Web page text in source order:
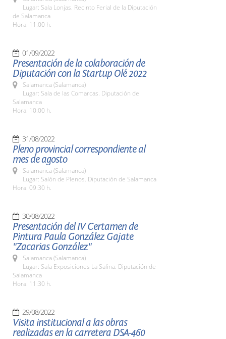
Lugar: Sala Lonjas. Recinto Ferial de la Diputación
de Salamanca
Hora: 11:00 h.
01/09/2022
Presentación de la colaboración de
Diputación con la Startup Olé 2022
Salamanca (Salamanca)
Lugar: Sala de las Comarcas. Diputación de
Salamanca
Hora: 10:00 h.
31/08/2022
Pleno provincial correspondiente al
mes de agosto
Salamanca (Salamanca)
Lugar: Salón de Plenos. Diputación de Salamanca
Hora: 09:30 h.
30/08/2022
Presentación del IV Certamen de
Pintura Paula González Gajate
"Zacarias González"
Salamanca (Salamanca)
Lugar: Sala Exposiciones La Salina. Diputación de
Salamanca
Hora: 11:30 h.
29/08/2022
Visita institucional a las obras
realizadas en la carretera DSA-460